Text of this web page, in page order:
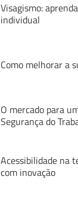
Visagismo:
individual
Como melhorar a
O mercado para
Segurança do
Acessibilidade na
com inovação